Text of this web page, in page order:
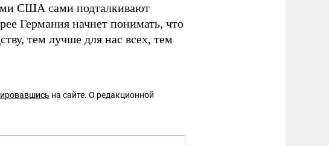
США сами подталкивают
Германия начнет понимать, что
тем лучше для нас всех, тем
на сайте. О редакционной